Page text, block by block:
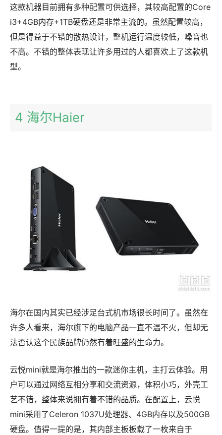
这款机器目前拥有多种配置可供选择，其较高配置的Core
i3+4GB内存+1TB硬盘还是非常主流的。虽然配置较高，
但是得益于不错的散热设计，整机运行温度较低，噪音也
不高。不错的整体表现让许多用过的人都喜欢上了这款机
型。
4 海尔Haier
海尔在国内其实已经涉足台式机市场很长时间了。虽然在
许多人看来，海尔旗下的电脑产品一直不温不火，但却无
法否认这个民族品牌仍然有着旺盛的生命力。
云悦mini就是海尔推出的一款迷你主机，主打云体验。用
户可以通过网络互相分享和交流资源，体积小巧，外壳工
艺不错，整体来说拥有着不错的品质。在配置上，云悦
mini采用了Celeron 1037U处理器、4GB内存以及500GB
硬盘。值得一提的是，其内部主板板载了一枚来自于